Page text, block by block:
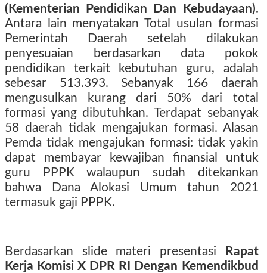
(Kementerian Pendidikan Dan Kebudayaan).
Antara lain menyatakan Total usulan formasi
Pemerintah Daerah setelah dilakukan
penyesuaian berdasarkan data pokok
pendidikan terkait kebutuhan guru, adalah
sebesar 513.393. Sebanyak 166 daerah
mengusulkan kurang dari 50% dari total
formasi yang dibutuhkan. Terdapat sebanyak
58 daerah tidak mengajukan formasi. Alasan
Pemda tidak mengajukan formasi: tidak yakin
dapat membayar kewajiban finansial untuk
guru PPPK walaupun sudah ditekankan
bahwa Dana Alokasi Umum tahun 2021
termasuk gaji PPPK.
Berdasarkan slide materi presentasi
Rapat
Kerja Komisi X DPR RI Dengan Kemendikbud